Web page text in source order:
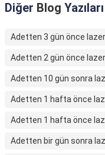
Diğer Blog Yazıları
Adetten 3 gün önce lazer
Adetten 2 gün önce lazer
Adetten 10 gün sonra
Adetten 1 hafta önce
Adetten 1 hafta önce
Adetten bir gün sonra